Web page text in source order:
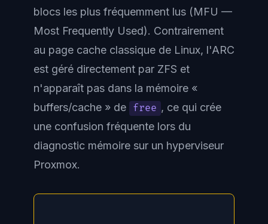
blocs les plus fréquemment lus (MFU —
Most Frequently Used). Contrairement
au page cache classique de Linux, l'ARC
est géré directement par ZFS et
n'apparaît pas dans la mémoire «
buffers/cache » de free , ce qui crée
une confusion fréquente lors du
diagnostic mémoire sur un hyperviseur
Proxmox.